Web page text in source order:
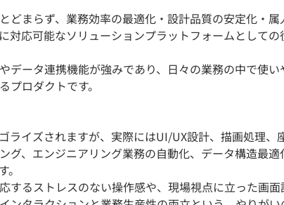
どまらず、業務効率の最適化・設計品質の安定化・属
対応可能なソリューションプラットフォームとしての
データ連携機能が強みであり、日々の業務の中で使い
プロダクトです。
ライズされますが、実際にはUI/UX設計、描画処理、
グ、エンジニアリング業務の自動化、データ構造最適
するストレスのない操作感や、現場視点に立った画面